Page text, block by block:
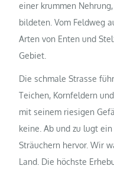
einer krummen
bildeten. Vom Feldweg
Arten von Enten und
Gebiet.
Die schmale Strasse
Teichen, Kornfeldern
mit seinem riesigen
keine. Ab und zu lugt
Sträuchern hervor. Wir
Land. Die höchste